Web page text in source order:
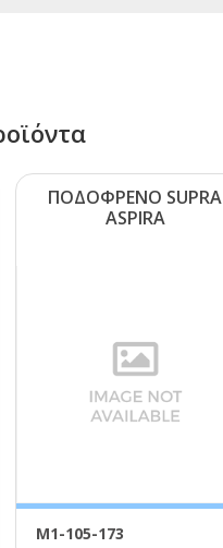
ΠΟΔΟΦΡΕΝΟ SUΡRΑ
ΑSΡΙRΑ
Μ1-105-173